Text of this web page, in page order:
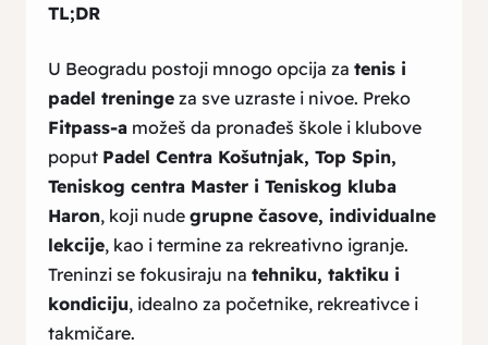
TL;DR
U Beogradu postoji mnogo opcija za tenis i
padel treninge za sve uzraste i nivoe. Preko
Fitpass-a možeš da pronađeš škole i klubove
poput Padel Centra Košutnjak, Top Spin,
Teniskog centra Master i Teniskog kluba
Haron, koji nude grupne časove, individualne
lekcije, kao i termine za rekreativno igranje.
Treninzi se fokusiraju na tehniku, taktiku i
kondiciju, idealno za početnike, rekreativce i
takmičare.